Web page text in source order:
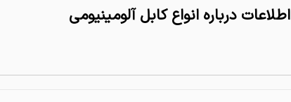
اطلاعات درباره انواع کابل آلومینیومی